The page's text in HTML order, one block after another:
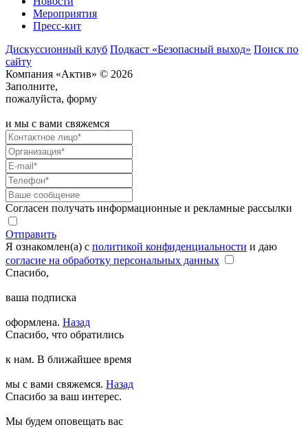
Мероприятия
Пресс-кит
Дискуссионный клуб Подкаст «Безопасный выход» Поиск по
сайту
Компания «Актив» © 2026
Заполните,
пожалуйста, форму
и мы с вами свяжемся
Согласен получать информационные и рекламные рассылки
Отправить
Я ознакомлен(а) с политикой конфиденциальности и даю
согласие на обработку персональных данных
Спасибо,
ваша подписка
оформлена. Назад
Спасибо, что обратились
к нам. В ближайшее время
мы с вами свяжемся. Назад
Спасибо за ваш интерес.
Мы будем оповещать вас